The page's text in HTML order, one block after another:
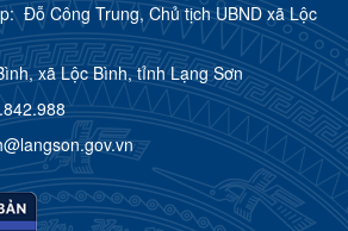
Đỗ Công Trung, Chủ tịch UBND xã Lộc
xã Lộc Bình, tỉnh Lạng Sơn